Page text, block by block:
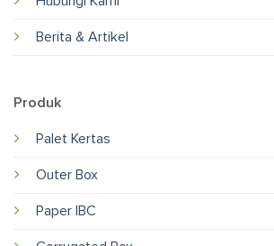
Berita & Artikel
Produk
Palet Kertas
Outer Box
Paper IBC